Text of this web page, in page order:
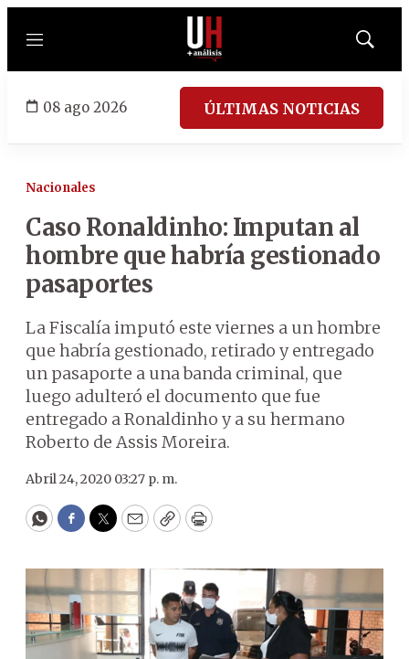
Menú
Mostrar
08 ago 2026 ÚLTIMAS NOTICIAS
Nacionales
Caso Ronaldinho: Imputan al
hombre que habría gestionado
pasaportes
La Fiscalía imputó este viernes a un hombre
que habría gestionado, retirado y entregado
un pasaporte a una banda criminal, que
luego adulteró el documento que fue
entregado a Ronaldinho y a su hermano
Roberto de Assis Moreira.
Abril 24, 2020 03:27 p. m.
WhatsApp
Facebook
Twitter
EmailCopyPrint